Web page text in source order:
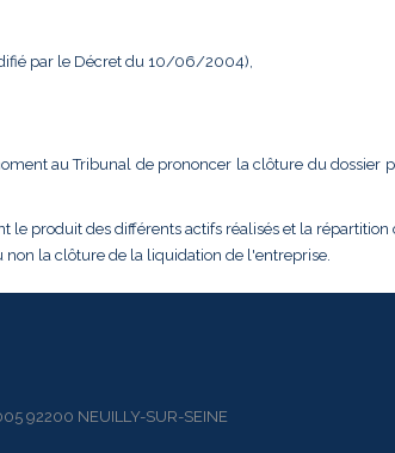
par le Décret du 10/06/2004),
au Tribunal de prononcer la clôture du dossier
produit des différents actifs réalisés et la répartition
la clôture de la liquidation de l'entreprise.
92200 NEUILLY-SUR-SEINE